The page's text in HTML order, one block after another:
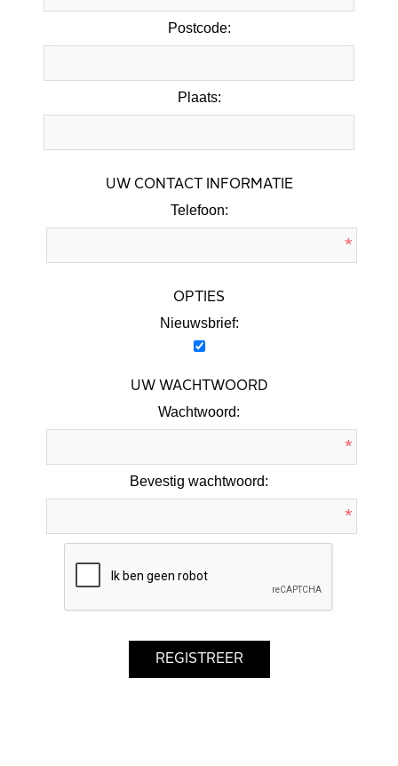
Postcode:
Plaats:
UW CONTACT INFORMATIE
Telefoon:
*
OPTIES
Nieuwsbrief:
UW WACHTWOORD
Wachtwoord:
*
Bevestig wachtwoord:
*